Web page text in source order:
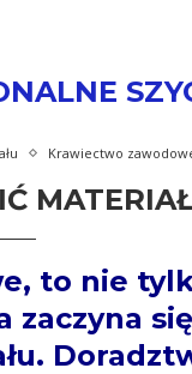
Krawiectwo
to nie
zaczyna